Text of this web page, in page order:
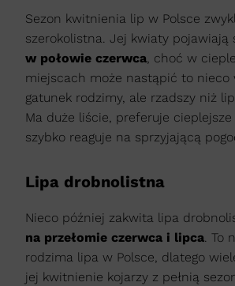
Sezon kwitnienia lip w Polsce
szerokolistna. Jej kwiaty pojawiają
w połowie czerwca, choć w
miejscach może nastąpić to nieco
gatunek rodzimy, ale rzadszy niż
Ma duże liście, preferuje
szybko reaguje na sprzyjającą
Lipa drobnolistna
Nieco później zakwita lipa
na przełomie czerwca i lipca. To
rodzima lipa w Polsce, dlatego
jej kwitnienie kojarzy z pełnią